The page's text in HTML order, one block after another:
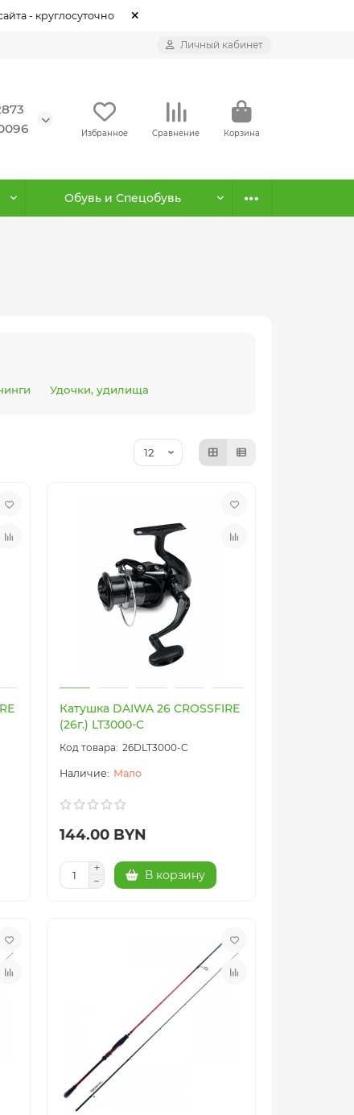
- круглосуточно
Личный кабинет
Избранное Сравнение Корзина
Обувь и Спецобувь
Удочки, удилища
Катушка DAIWA 26 CROSSFIRE
(26г.) LT3000-C
26DLT3000-C
Мало
144.00 BYN
В корзину